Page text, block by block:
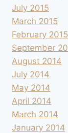
July 2015
March 2015
February 2015
September
August 2014
July 2014
May 2014
April 2014
March 2014
January 2014